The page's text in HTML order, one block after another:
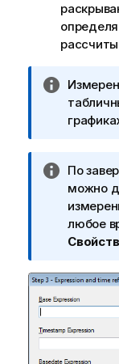
П
р
и
ч
а
н
и
е
и
н
ф
о
П
р
и
м
е
а
н
е
По
можно
любое